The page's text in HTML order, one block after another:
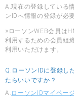
A.現在の登録している
ンIDへ情報の登録が必
※ローソンWEB会員は
利用するための会員組
利用いただけます。
Q.ローソンIDに登録し
たらいいですか？
A. ローソンIDマイペー